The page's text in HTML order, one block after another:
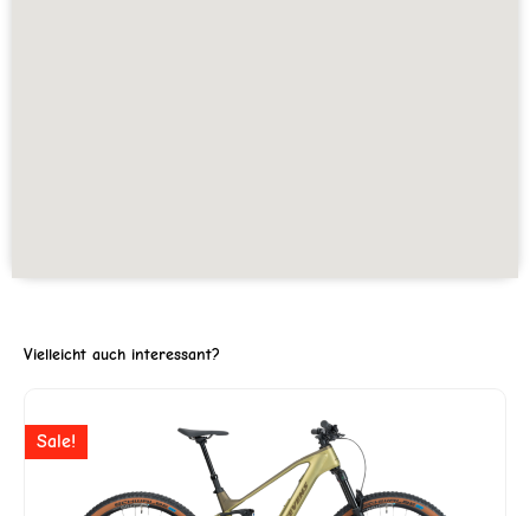
Vielleicht auch interessant?
Sale!
Ursprünglicher
Preis